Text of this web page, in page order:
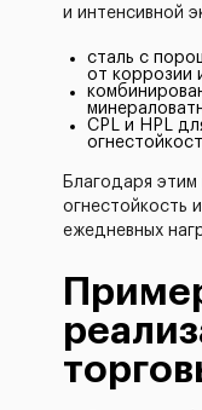
и интенсивной
сталь с
от коррозии
CPL и HPL
Благодаря
огнестойкость
ежедневных